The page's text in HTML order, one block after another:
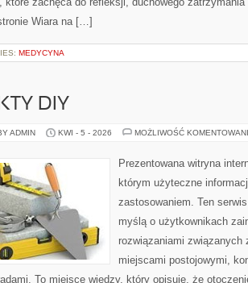
Wiara na […]
MEDYCYNA
DIY
ADMIN KWI - 5 - 2026 MOŻLIWOŚĆ
Prezentowana witryna
którym użyteczne
zastosowaniem. Ten
myślą o użytkownikach
rozwiązaniami związanych
miejscami postojowymi,
To miejsce wiedzy, który opisuje, że